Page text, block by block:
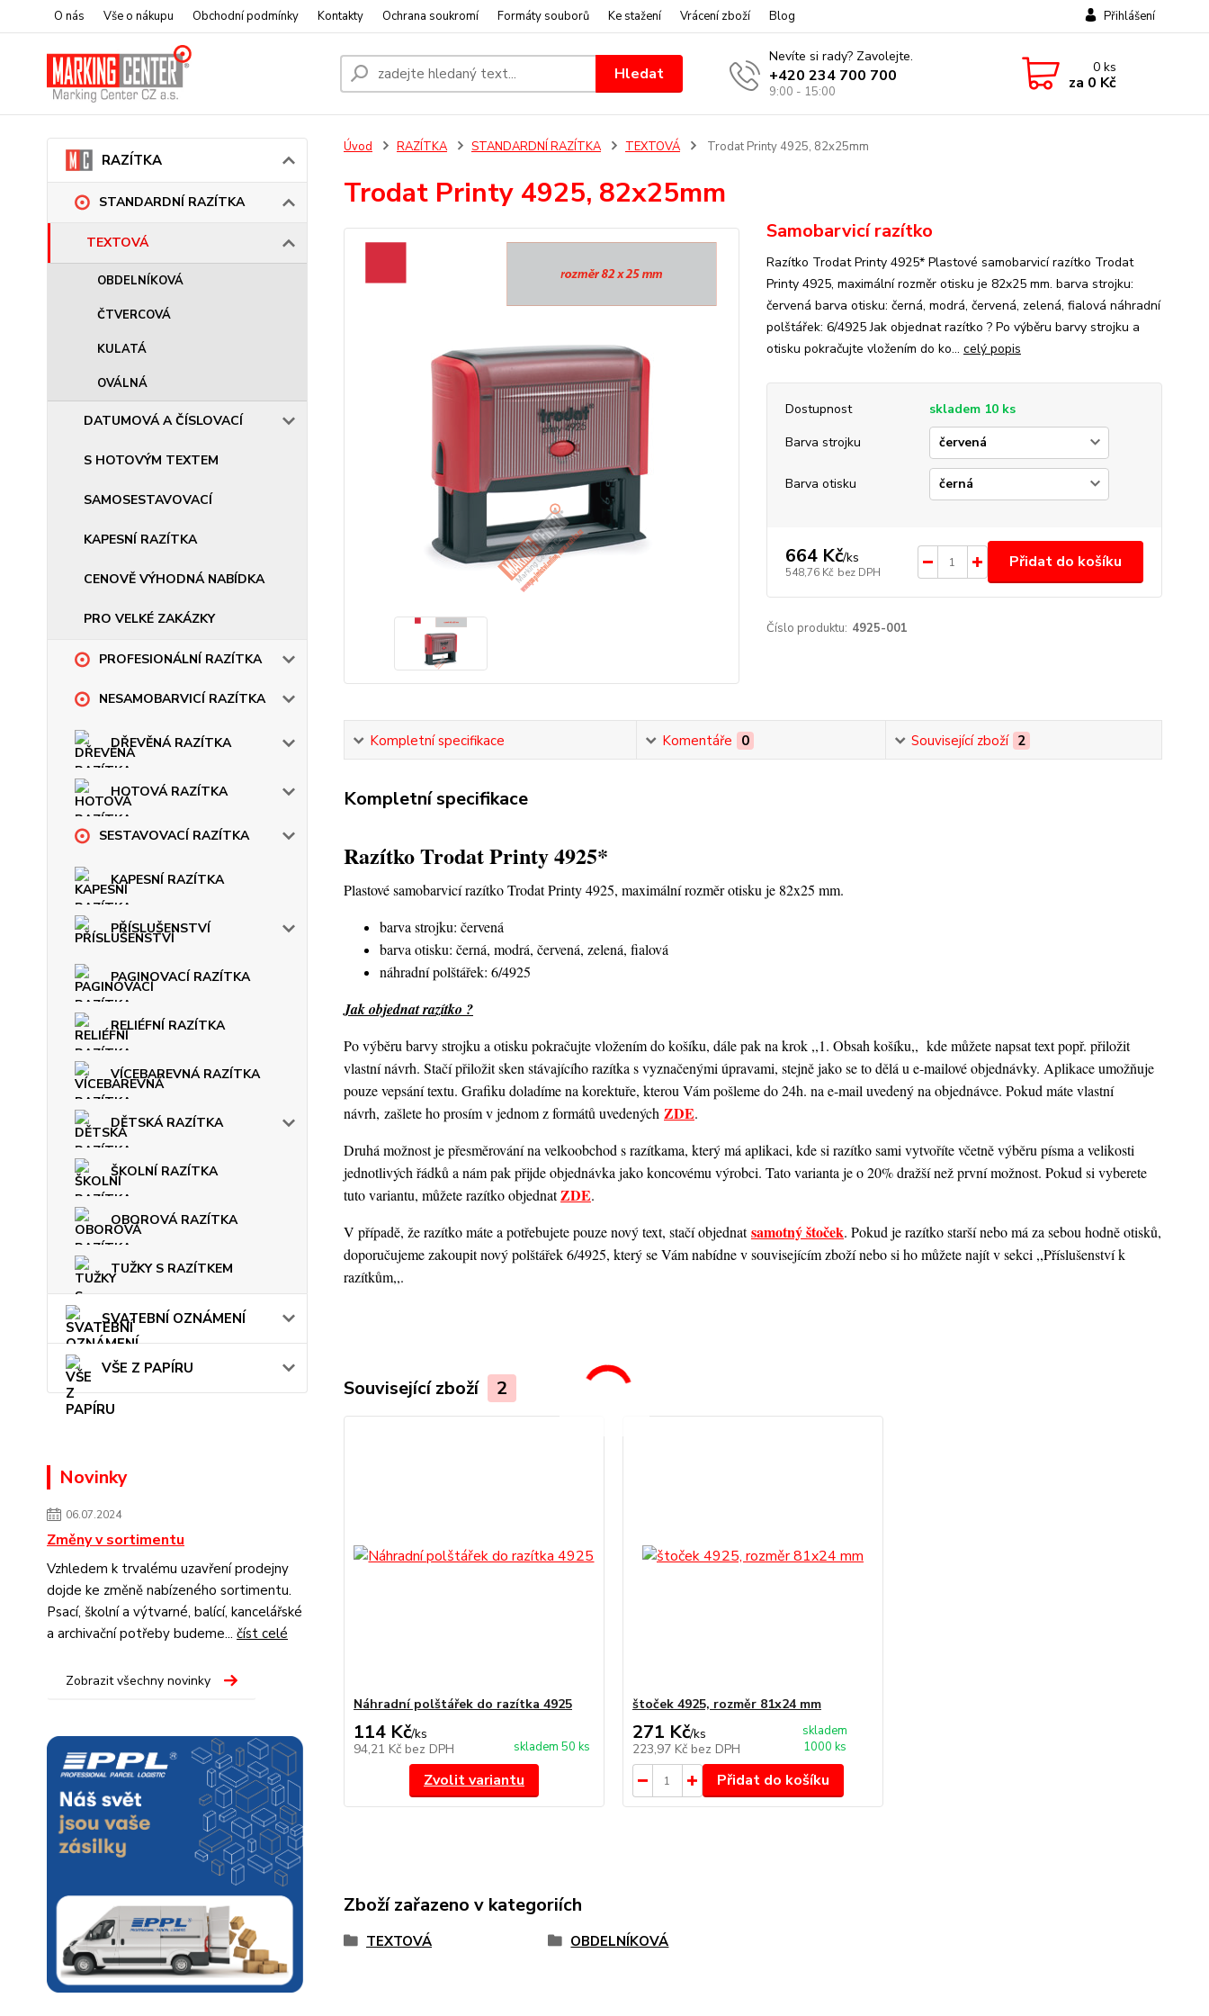
O nás Vše o nákupu Obchodní podmínky Kontakty Ochrana soukromí Formáty souborů Ke stažení Vrácení zboží Blog Přihlášení
Hledat
Nevíte si rady? Zavolejte.
+420 234 700 700
9:00 - 15:00
0ks
za 0 Kč
RAZÍTKA
STANDARDNÍ RAZÍTKA
TEXTOVÁ
OBDELNÍKOVÁ
ČTVERCOVÁ
KULATÁ
OVÁLNÁ
DATUMOVÁ A ČÍSLOVACÍ
S HOTOVÝM TEXTEM
SAMOSESTAVOVACÍ
KAPESNÍ RAZÍTKA
CENOVĚ VÝHODNÁ NABÍDKA
PRO VELKÉ ZAKÁZKY
PROFESIONÁLNÍ RAZÍTKA
NESAMOBARVICÍ RAZÍTKA
DŘEVĚNÁ RAZÍTKA
HOTOVÁ RAZÍTKA
SESTAVOVACÍ RAZÍTKA
KAPESNÍ RAZÍTKA
PŘÍSLUŠENSTVÍ
PAGINOVACÍ RAZÍTKA
RELIÉFNÍ RAZÍTKA
VÍCEBAREVNÁ RAZÍTKA
DĚTSKÁ RAZÍTKA
ŠKOLNÍ RAZÍTKA
OBOROVÁ RAZÍTKA
TUŽKY S RAZÍTKEM
SVATEBNÍ OZNÁMENÍ
VŠE Z PAPÍRU
Novinky
06.07.2024
Změny v sortimentu
Vzhledem k trvalému uzavření prodejny
dojde ke změně nabízeného sortimentu.
Psací, školní a výtvarné, balící, kancelářské
a archivační potřeby budeme... číst celé
Zobrazit všechny novinky
Úvod RAZÍTKA STANDARDNÍ RAZÍTKA TEXTOVÁ Trodat Printy 4925, 82x25mm
Trodat Printy 4925, 82x25mm
Samobarvicí razítko
Razítko Trodat Printy 4925* Plastové samobarvicí razítko Trodat
Printy 4925, maximální rozměr otisku je 82x25 mm. barva strojku:
červená barva otisku: černá, modrá, červená, zelená, fialová náhradní
polštářek: 6/4925 Jak objednat razítko ? Po výběru barvy strojku a
otisku pokračujte vložením do ko... celý popis
Dostupnost
skladem 10 ks
Barva strojku
Barva otisku
664 Kč/ks
548,76 Kč bez DPH
Přidat do košíku
Číslo produktu: 4925-001
Kompletní specifikace Komentáře 0 Související zboží 2
Kompletní specifikace
Razítko Trodat Printy 4925*
Plastové samobarvicí razítko Trodat Printy 4925, maximální rozměr otisku je 82x25 mm.
barva strojku: červená
barva otisku: černá, modrá, červená, zelená, fialová
náhradní polštářek: 6/4925
Jak objednat razítko ?
Po výběru barvy strojku a otisku pokračujte vložením do košíku, dále pak na krok ,,1. Obsah košíku,, kde můžete napsat text popř. přiložit
vlastní návrh. Stačí přiložit sken stávajícího razítka s vyznačenými úpravami, stejně jako se to dělá u e-mailové objednávky. Aplikace umožňuje
pouze vepsání textu. Grafiku doladíme na korektuře, kterou Vám pošleme do 24h. na e-mail uvedený na objednávce. Pokud máte vlastní
návrh, zašlete ho prosím v jednom z formátů uvedených ZDE.
Druhá možnost je přesměrování na velkoobchod s razítkama, který má aplikaci, kde si razítko sami vytvoříte včetně výběru písma a velikosti
jednotlivých řádků a nám pak přijde objednávka jako koncovému výrobci. Tato varianta je o 20% dražší než první možnost. Pokud si vyberete
tuto variantu, můžete razítko objednatZDE.
V případě, že razítko máte a potřebujete pouze nový text, stačí objednatsamotný štoček. Pokud je razítko starší nebo má za sebou hodně otisků,
doporučujeme zakoupit nový polštářek 6/4925, který se Vám nabídne v souvisejícím zboží nebo si ho můžete najít v sekci ,,Příslušenství k
razítkům,,.
Související zboží 2
Náhradní polštářek do razítka 4925
114 Kč/ks
94,21 Kč bez DPH skladem 50 ks
Zvolit variantu
štoček 4925, rozměr 81x24 mm
271 Kč/ks
223,97 Kč bez DPH
skladem
1000 ks
Přidat do košíku
Zboží zařazeno v kategoriích
TEXTOVÁ OBDELNÍKOVÁ